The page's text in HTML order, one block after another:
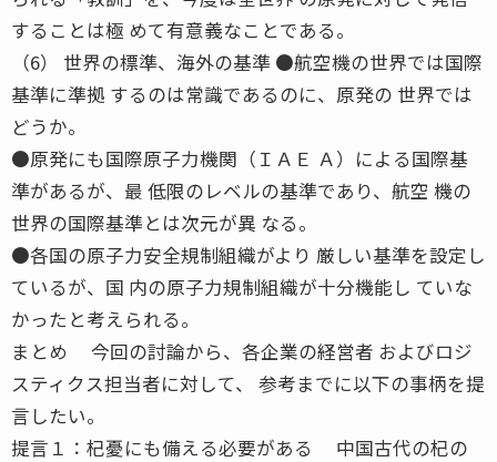
することは極 めて有意義なことである。
（6） 世界の標準、海外の基準 ●航空機の世界では国際
基準に準拠 するのは常識であるのに、原発の 世界では
どうか。
●原発にも国際原子力機関（ＩＡＥ Ａ）による国際基
準があるが、最 低限のレベルの基準であり、航空 機の
世界の国際基準とは次元が異 なる。
●各国の原子力安全規制組織がより 厳しい基準を設定し
ているが、国 内の原子力規制組織が十分機能し ていな
かったと考えられる。
まとめ 今回の討論から、各企業の経営者 およびロジ
スティクス担当者に対して、 参考までに以下の事柄を提
言したい。
提言１：杞憂にも備える必要がある 中国古代の杞の